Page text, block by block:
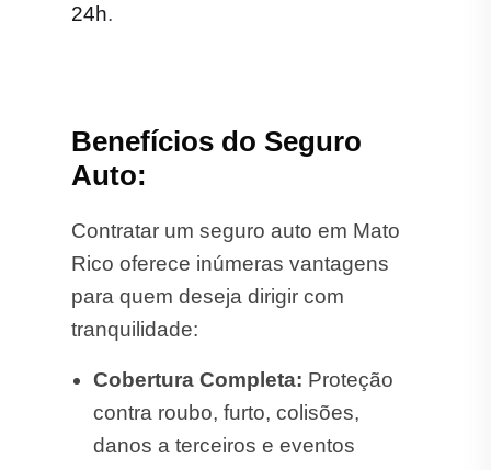
24h.
Benefícios do Seguro
Auto:
Contratar um seguro auto em Mato
Rico oferece inúmeras vantagens
para quem deseja dirigir com
tranquilidade:
Cobertura Completa: Proteção
contra roubo, furto, colisões,
danos a terceiros e eventos